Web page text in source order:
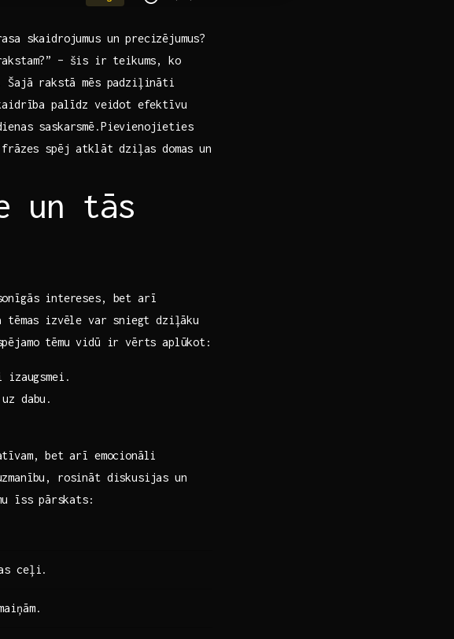
skaidrojumus un precizējumus?
– šis ir ⁢teikums, ko
Šajā rakstā mēs padziļināti
‍palīdz veidot efektīvu⁣
saskarsmē.Pievienojieties
frāzes spēj atklāt dziļas domas un
un ‌tās
intereses, bet ‍arī
tēmas ‍izvēle ⁢var sniegt ​dziļāku
⁢tēmu vidū​ ir vērts aplūkot:
dabu.
⁢bet arī emocionāli
rosināt diskusijas un
īss ⁣pārskats:
ceļi.